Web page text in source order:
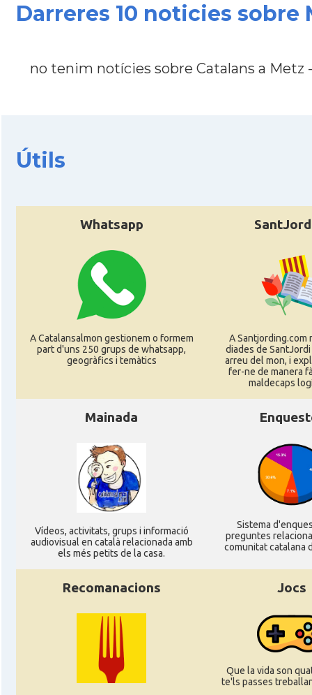
CAMON Catalans a Nice, Niça
CAMON
CAMON Catalans a Rouen
CAMON
CAMON Catalans a Toulouse
CAMON Catalans a TROYES
Ateneu Català de l'Eurodistrict
Casal Català de Grenoble (Maison de
Casal Català de Nantes "Tirant lo
Centre Català d'Occitània
Casal Centre Cultural Català - Casal Jaume I de
Darreres 10 noticies sobre
no tenim notícies sobre Catalans a Metz
Útils
Whatsapp
A Catalansalmon gestionem o formem
part d'uns 250 grups de whatsapp,
geogràfics i temàtics
A Santjording.com
diades de
arreu del mon, i
fer-ne de manera
maldecaps
Mainada
Ví­deos, activitats, grups i informació
audiovisual en català relacionada amb
els més petits de la casa.
Sistema
preguntes
comunitat catalana
Recomanacions Jocs
Que la vida son
te'ls passes